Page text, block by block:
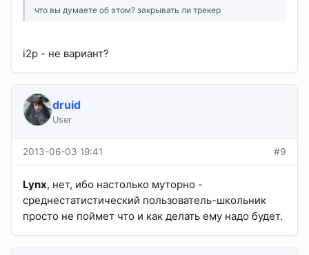
что вы думаете об этом? закрывать ли трекер
i2p - не вариант?
druid
User
2013-06-03 19:41 #9
Lynx, нет, ибо настолько муторно -
среднестатистический пользователь-школьник
просто не поймет что и как делать ему надо будет.